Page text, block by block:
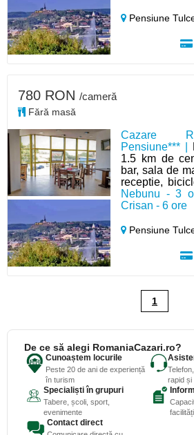
Pensiune
Cazare
Pensiune*** |
1.5 km de
bar, sala de
receptie,
Nebunu - 3
Crisan - 6 ore
Pensiune
780 RON /cameră
Fără masă
1
De ce să alegi RomaniaCazari.ro?
Cunoaștem locurile
Peste 20 de ani de experiență
în turism
rapid și
Specialiști în grupuri
Tabere, școli, sport,
evenimente
Contact direct